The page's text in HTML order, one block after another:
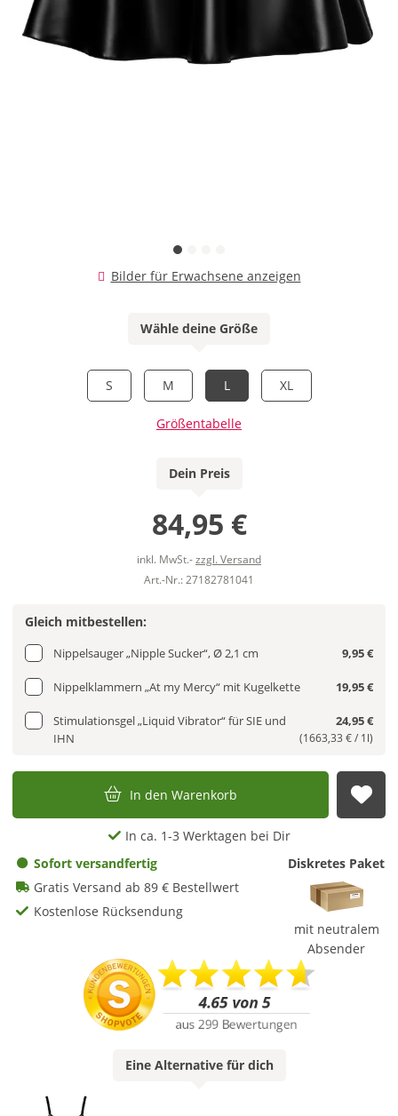
Bilder für Erwachsene anzeigen
Wähle deine Größe
S M L XL
Größentabelle
Dein Preis
84,95 €
inkl. MwSt.-zzgl. Versand
Art.-Nr.: 27182781041
Gleich mitbestellen:
Nippelsauger „Nipple Sucker“, Ø 2,1 cm 9,95 €
Nippelklammern „At my Mercy“ mit Kugelkette 19,95 €
Stimulationsgel „Liquid Vibrator“ für SIE und
IHN
24,95 €
(1663,33 € / 1l)
In den Warenkorb
In ca. 1-3 Werktagen bei Dir
Sofort versandfertig
Gratis Versand ab 89 € Bestellwert
Kostenlose Rücksendung
Diskretes Paket
mit neutralem
Absender
Eine Alternativefür dich